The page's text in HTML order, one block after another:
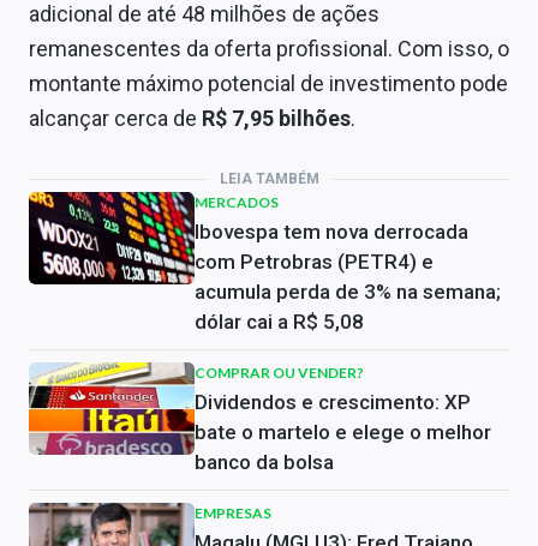
adicional de até 48 milhões de ações
remanescentes da oferta profissional. Com isso, o
montante máximo potencial de investimento pode
alcançar cerca de R$ 7,95 bilhões.
LEIA TAMBÉM
MERCADOS
Ibovespa tem nova derrocada
com Petrobras (PETR4) e
acumula perda de 3% na semana;
dólar cai a R$ 5,08
COMPRAR OU VENDER?
Dividendos e crescimento: XP
bate o martelo e elege o melhor
banco da bolsa
EMPRESAS